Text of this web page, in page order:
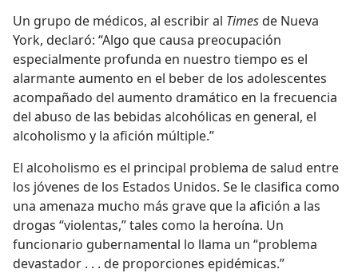
Un grupo de médicos, al escribir al Timesde Nueva
York, declaró: “Algo que causa preocupación
especialmente profunda en nuestro tiempo es el
alarmante aumento en el beber de los adolescentes
acompañado del aumento dramático en la frecuencia
del abuso de las bebidas alcohólicas en general, el
alcoholismo y la afición múltiple.”
El alcoholismo es el principal problema de salud entre
los jóvenes de los Estados Unidos. Se le clasifica como
una amenaza mucho más grave que la afición a las
drogas “violentas,” tales como la heroína. Un
funcionario gubernamental lo llama un “problema
devastador . . . de proporciones epidémicas.”